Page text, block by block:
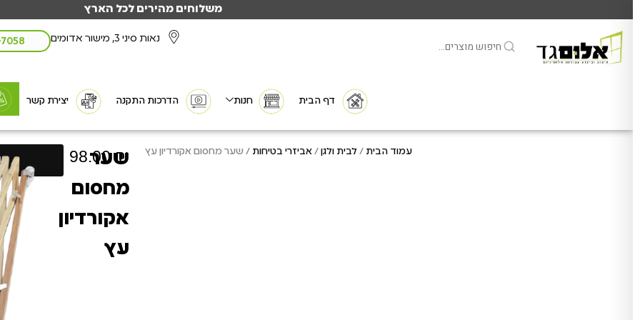
משלוחים מהירים לכל הארץ
נאות סיני 3, מישור אדומים 7058
דף הבית חנות הדרכות התקנה יצירת קשר
עמוד הבית/ לבית ולגן/ אביזרי בטיחות/ שער מחסום אקורדיון עץ
שער
מחסום
אקורדיון
עץ
98.00₪